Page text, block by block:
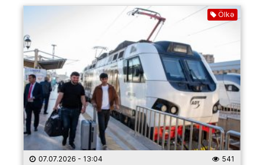
Ölkə
07.07.2026 - 13:04 541